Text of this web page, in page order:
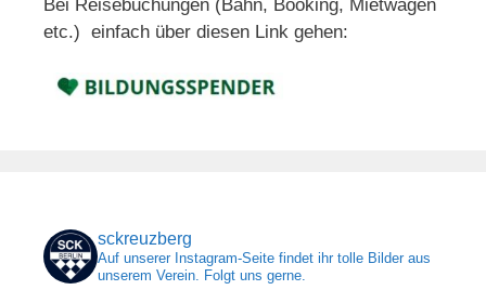
Bei Reisebuchungen (Bahn, Booking, Mietwagen
etc.) einfach über diesen Link gehen:
sckreuzberg
Auf unserer Instagram-Seite findet ihr tolle Bilder aus
unserem Verein. Folgt uns gerne.